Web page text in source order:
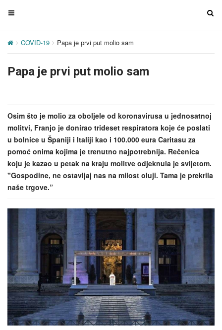
T
g
e
i
g
a
t
i
o
n
T
i
g
i
o
COVID-19 Papa je prvi put molio sam
Papa je prvi put molio sam
Osim što je molio za oboljele od koronavirusa u jednosatnoj
molitvi, Franjo je donirao trideset respiratora koje će poslati
u bolnice u Španiji i Italiji kao i 100.000 eura Caritasu za
pomoć onima kojima je trenutno najpotrebnija. Rečenica
koju je kazao u petak na kraju molitve odjeknula je svijetom.
"Gospodine, ne ostavljaj nas na milost oluji. Tama je prekrila
naše trgove.”